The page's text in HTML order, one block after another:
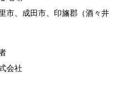
市、成田市、印旛郡（酒々井
会社